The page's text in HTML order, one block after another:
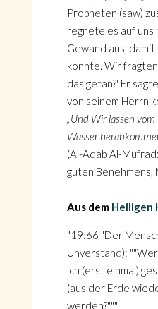
Propheten (saw)
regnete es auf uns
Gewand aus,
konnte. Wir
das getan?' Er
von seinem Herrn
„Und Wir lassen
Wasser
(Al-Adab Al-
guten Benehmens,
Aus dem Heiligen
"19:66 "Der
Unverstand):
ich (erst einmal)
(aus der Erde
werden?"""